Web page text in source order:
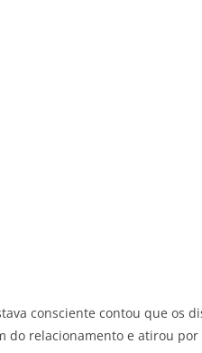
consciente contou que os
do relacionamento e atirou por